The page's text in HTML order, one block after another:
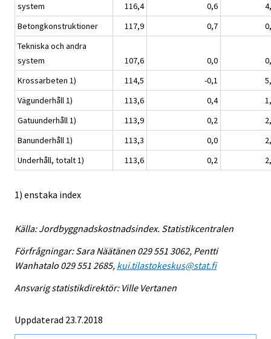
system
116,4 0,6
Betongkonstruktioner
117,9 0,7
Tekniska och andra
system
107,6 0,0
Krossarbeten 1)
114,5 -0,1
Vägunderhåll 1)
113,6 0,4
Gatuunderhåll 1)
113,9 0,2
Banunderhåll 1)
113,3 0,0
Underhåll, totalt 1)
113,6 0,2
1) enstaka index
Källa: Jordbyggnadskostnadsindex. Statistikcentralen
Förfrågningar: Sara Näätänen 029 551 3062, Pentti
Wanhatalo 029 551 2685, kui.tilastokeskus@stat.fi
Ansvarig statistikdirektör: Ville Vertanen
Uppdaterad 23.7.2018